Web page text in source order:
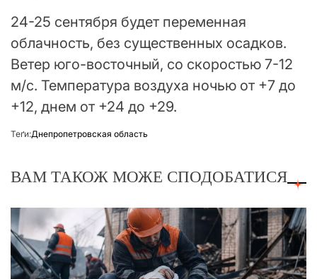
24-25 сентября будет переменная
облачность, без существенных осадков.
Ветер юго-восточный, со скоростью 7-12
м/с. Температура воздуха ночью от +7 до
+12, днем от +24 до +29.
Теґи:Днепропетровская область
ВАМ ТАКОЖ МОЖЕ СПОДОБАТИСЯ